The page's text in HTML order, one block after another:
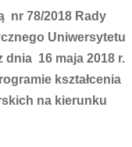
nr 78/2018 Rady
Uniwersytetu
16 maja 2018 r.
kształcenia
na kierunku